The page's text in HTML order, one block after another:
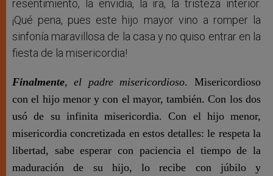
resentimiento, la envidia, la ira, la tristeza interior.
¡Qué pena, pues este hijo mayor vino a romper la
sinfonía maravillosa de la casa y no quiso entrar en la
fiesta de la misericordia!
Finalmente, el padre misericordioso. Misericordioso
con el hijo menor y con el mayor, también. Con los dos
usó de su infinita misericordia. Con el hijo menor,
misericordia concretizada en estos detalles: le respeta la
libertad, sabe esperar con paciencia el tiempo de la
maduración de su hijo, lo recibe con júbilo y